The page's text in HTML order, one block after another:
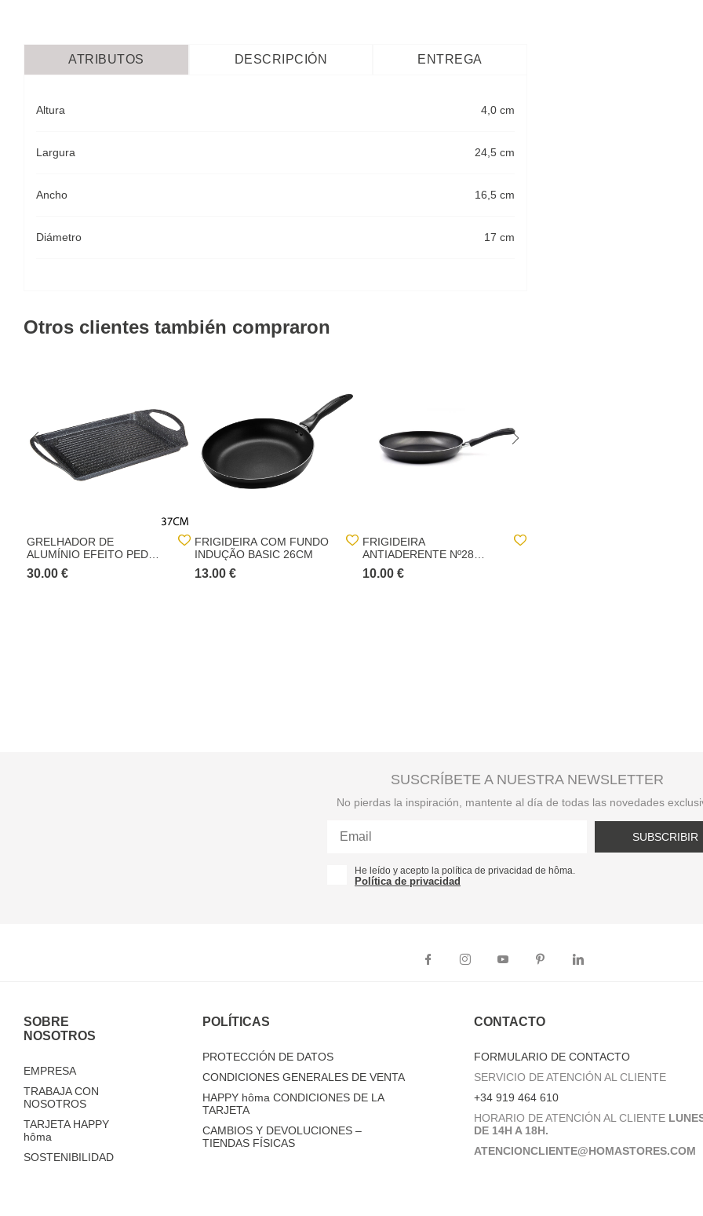
ATRIBUTOS DESCRIPCIÓN ENTREGA
Altura 4,0 cm
Largura 24,5 cm
Ancho 16,5 cm
Diámetro 17 cm
Otros clientes también compraron
GRELHADOR DE
ALUMÍNIO EFEITO PEDRA
CARACTÈRE 27,5X44,8CM
30.00 €
FRIGIDEIRA COM FUNDO
INDUÇÃO BASIC 26CM
13.00 €
FRIGIDEIRA
ANTIADERENTE Nº28
REGULAR
10.00 €
SUSCRÍBETE A NUESTRA NEWSLETTER
No pierdas la inspiración, mantente al día de todas las novedades
SUBSCRIBIR
He leído y acepto la política de privacidad de hôma.
Política de privacidad
SOBRE
NOSOTROS
EMPRESA
TRABAJA CON
NOSOTROS
TARJETA HAPPY
hôma
SOSTENIBILIDAD
POLÍTICAS
PROTECCIÓN DE DATOS
CONDICIONES GENERALES DE VENTA
HAPPY hôma CONDICIONES DE LA
TARJETA
CAMBIOS Y DEVOLUCIONES –
TIENDAS FÍSICAS
CONTACTO
FORMULARIO DE CONTACTO
SERVICIO DE ATENCIÓN AL CLIENTE
+34 919 464 610
HORARIO DE ATENCIÓN AL CLIENTE
DE 14H A 18H.
ATENCIONCLIENTE@HOMASTORES.COM